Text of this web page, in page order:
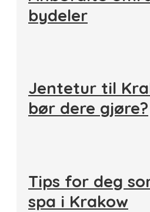
bydeler
Jentetur til
bør dere gjøre?
Tips for deg
spa i Krakow